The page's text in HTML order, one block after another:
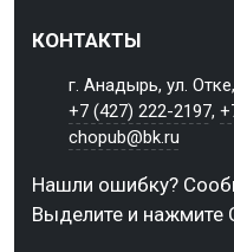
КОНТАКТЫ
г. Анадырь, ул.
+7 (427) 222-2197,
chopub@bk.ru
Нашли ошибку?
Выделите и нажмите